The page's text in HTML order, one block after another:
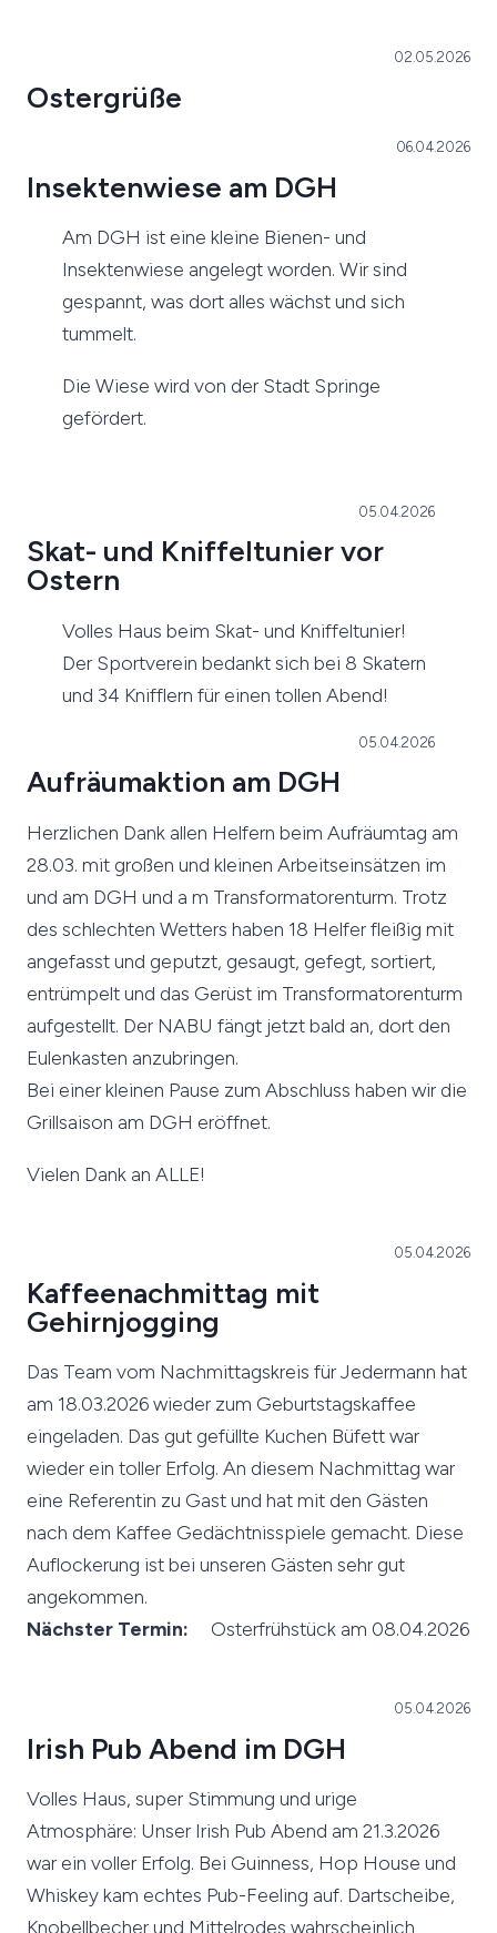
02.05.2026
Ostergrüße
06.04.2026
Insektenwiese am DGH
Am DGH ist eine kleine Bienen- und
Insektenwiese angelegt worden. Wir sind
gespannt, was dort alles wächst und sich
tummelt.
Die Wiese wird von der Stadt Springe
gefördert.
05.04.2026
Skat- und Kniffeltunier vor
Ostern
Volles Haus beim Skat- und Kniffeltunier!
Der Sportverein bedankt sich bei 8 Skatern
und 34 Knifflern für einen tollen Abend!
05.04.2026
Aufräumaktion am DGH
Herzlichen Dank allen Helfern beim Aufräumtag am
28.03. mit großen und kleinen Arbeitseinsätzen im
und am DGH und a m Transformatorenturm. Trotz
des schlechten Wetters haben 18 Helfer fleißig mit
angefasst und geputzt, gesaugt, gefegt, sortiert,
entrümpelt und das Gerüst im Transformatorenturm
aufgestellt. Der NABU fängt jetzt bald an, dort den
Eulenkasten anzubringen.
Bei einer kleinen Pause zum Abschluss haben wir die
Grillsaison am DGH eröffnet.
Vielen Dank an ALLE!
05.04.2026
Kaffeenachmittag mit
Gehirnjogging
Das Team vom Nachmittagskreis für Jedermann hat
am 18.03.2026 wieder zum Geburtstagskaffee
eingeladen. Das gut gefüllte Kuchen Büfett war
wieder ein toller Erfolg. An diesem Nachmittag war
eine Referentin zu Gast und hat mit den Gästen
nach dem Kaffee Gedächtnisspiele gemacht. Diese
Auflockerung ist bei unseren Gästen sehr gut
angekommen.
Nächster Termin:
Osterfrühstück am 08.04.2026
05.04.2026
Irish Pub Abend im DGH
Volles Haus, super Stimmung und urige
Atmosphäre: Unser Irish Pub Abend am 21.3.2026
war ein voller Erfolg. Bei Guinness, Hop House und
Whiskey kam echtes Pub-Feeling auf. Dartscheibe,
Knobellbecher und Mittelrodes wahrscheinlich